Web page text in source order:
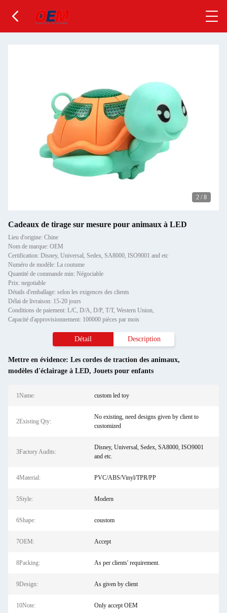
3 / 8
Cadeaux de tirage sur mesure pour animaux à LED
Lieu d'origine: Chine
Nom de marque: OEM
Certification: Disney, Universal, Sedex, SA8000, ISO9001 and etc
Numéro de modèle: La coutume
Quantité de commande min: Négociable
Prix: negotiable
Détails d'emballage: selon les exigences des clients
Délai de livraison: 15-20 jours
Conditions de paiement: L/C, D/A, D/P, T/T, Western Union,
Capacité d'approvisionnement: 100000 pièces par mois
Détail Description
Mettre en évidence: Les cordes de traction des animaux,
modèles d'éclairage à LED, Jouets pour enfants
1Name: custom led toy
2Existing Qty:
No existing, need designs given by client to
customized
3Factory Audits:
Disney, Universal, Sedex, SA8000, ISO9001
and etc.
4Material: PVC/ABS/Vinyl/TPR/PP
5Style: Modern
6Shape: coustom
7OEM: Accept
8Packing: As per clients' requirement.
9Design: As given by client
10Note: Only accept OEM